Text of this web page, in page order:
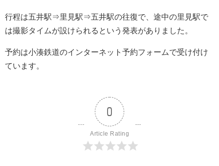
行程は五井駅⇒里見駅⇒五井駅の往復で、途中の里見駅で
は撮影タイムが設けられるという発表がありました。
予約は小湊鉄道のインターネット予約フォームで受け付け
ています。
0
Article Rating